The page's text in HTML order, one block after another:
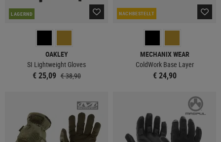
LAGERND
OAKLEY
SI Lightweight Gloves
€ 25,09 € 38,90
NACHBESTELLT
MECHANIX WEAR
ColdWork Base Layer
€ 24,90